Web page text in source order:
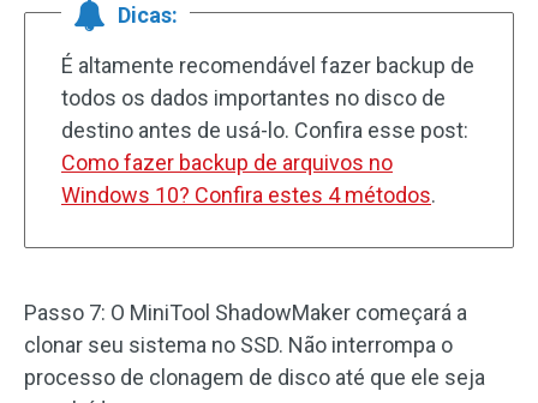
Dicas:
É altamente recomendável fazer backup de
todos os dados importantes no disco de
destino antes de usá-lo. Confira esse post:
Como fazer backup de arquivos no
Windows 10? Confira estes 4 métodos.
Passo 7: O MiniTool ShadowMaker começará a
clonar seu sistema no SSD. Não interrompa o
processo de clonagem de disco até que ele seja